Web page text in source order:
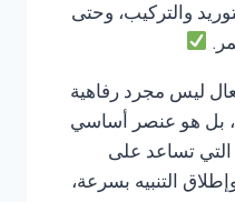
والتركيب، وحتى
ليس مجرد رفاهية
بل هو عنصر أساسي
التي تساعد على
التنبيه بسرعة،